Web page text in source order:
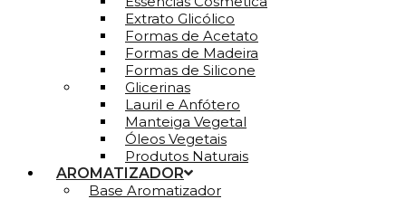
Extrato Glicólico
Formas de Acetato
Formas de Madeira
Formas de Silicone
Glicerinas
Lauril e Anfótero
Manteiga Vegetal
Óleos Vegetais
Produtos Naturais
AROMATIZADOR
Base Aromatizador